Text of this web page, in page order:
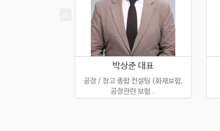
박상준 대표
공장 / 창고 종합 컨설팅 (화재보험,
공장관련 보험 ..